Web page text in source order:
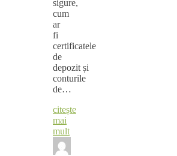
sigure,
cum
ar
fi
certificatele
de
depozit și
conturile
de…
citește
mai
mult